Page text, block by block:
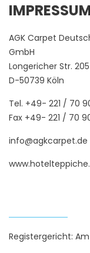
AGK Carpet
GmbH
Longericher Str. 205
D-50739 Köln
Tel. +49- 221 / 70
Fax +49- 221 / 70
info@agkcarpet.de
Registergericht: